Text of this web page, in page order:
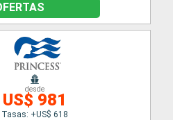
desde
US$ 981
Tasas: +US$ 618